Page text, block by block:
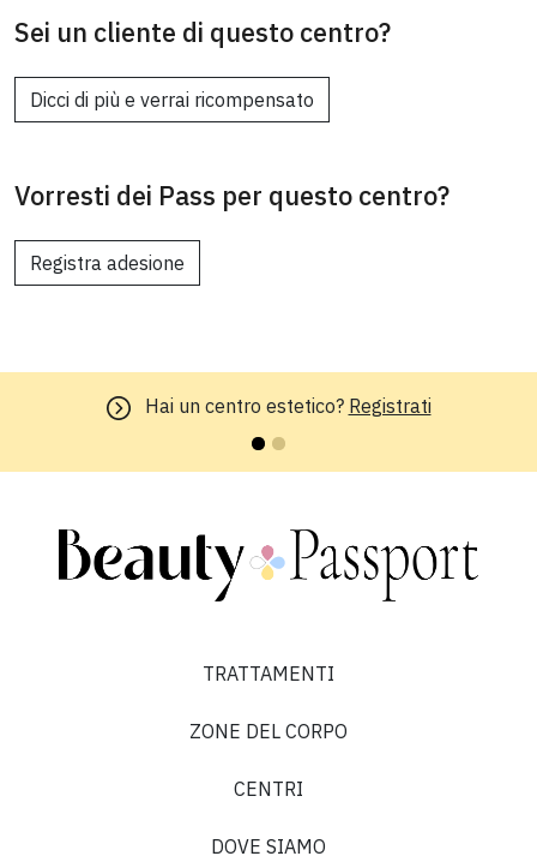
Sei un cliente di questo centro?
Dicci di più e verrai ricompensato
Vorresti dei Pass per questo centro?
Registra adesione
Hai un centro estetico? Registrati
TRATTAMENTI
ZONE DEL CORPO
CENTRI
DOVE SIAMO